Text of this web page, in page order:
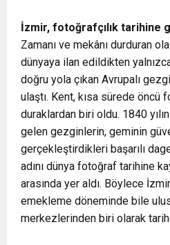
İzmir, fotoğrafçılık tarihine
Zamanı ve mekânı durduran
dünyaya ilan edildikten
doğru yola çıkan Avrupalı
ulaştı. Kent, kısa sürede öncü
duraklardan biri oldu. 1840
gelen gezginlerin, geminin
gerçekleştirdikleri başarılı
adını dünya fotoğraf tarihine
arasında yer aldı. Böylece
emekleme döneminde bile
merkezlerinden biri olarak